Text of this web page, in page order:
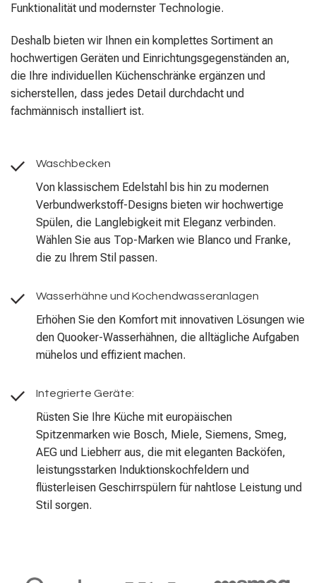
Funktionalität und modernster Technologie.
Deshalb bieten wir Ihnen ein komplettes Sortiment an
hochwertigen Geräten und Einrichtungsgegenständen an,
die Ihre individuellen Küchenschränke ergänzen und
sicherstellen, dass jedes Detail durchdacht und
fachmännisch installiert ist.
Waschbecken
Von klassischem Edelstahl bis hin zu modernen
Verbundwerkstoff-Designs bieten wir hochwertige
Spülen, die Langlebigkeit mit Eleganz verbinden.
Wählen Sie aus Top-Marken wie Blanco und Franke,
die zu Ihrem Stil passen.
Wasserhähne und Kochendwasseranlagen
Erhöhen Sie den Komfort mit innovativen Lösungen wie
den Quooker-Wasserhähnen, die alltägliche Aufgaben
mühelos und effizient machen.
Integrierte Geräte:
Rüsten Sie Ihre Küche mit europäischen
Spitzenmarken wie Bosch, Miele, Siemens, Smeg,
AEG und Liebherr aus, die mit eleganten Backöfen,
leistungsstarken Induktionskochfeldern und
flüsterleisen Geschirrspülern für nahtlose Leistung und
Stil sorgen.